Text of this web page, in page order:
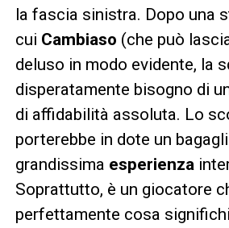
la fascia sinistra. Dopo una
cui Cambiaso (che può
deluso in modo evidente, la
disperatamente bisogno di
di affidabilità assoluta. Lo
porterebbe in dote un
grandissima esperienza
Soprattutto, è un giocatore
perfettamente cosa significhi